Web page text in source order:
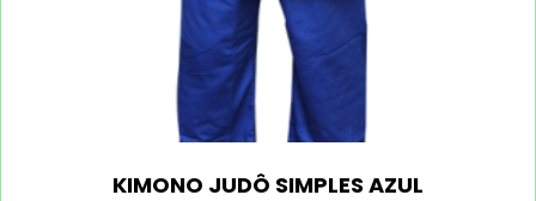
KIMONO JUDÔ SIMPLES AZUL